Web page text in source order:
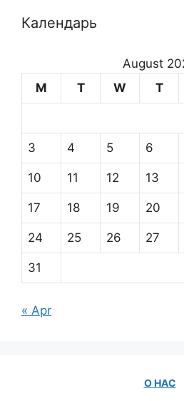
Календарь
August
M
T W T
3 4 5 6
10 11 12 13
17 18 19 20
24 25 26 27
31
« Apr
О НАС